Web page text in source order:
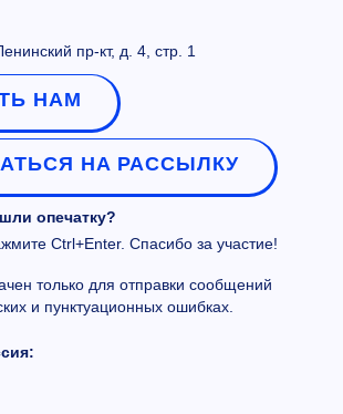
пр-кт, д. 4, стр. 1
НАМ
НА РАССЫЛКУ
опечатку?
Ctrl+Enter. Спасибо за участие!
только для отправки сообщений
и пунктуационных ошибках.